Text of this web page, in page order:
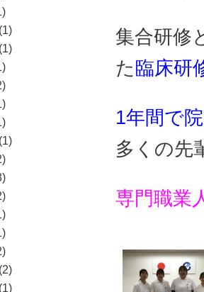
集合研
た臨床研
1年間で
多くの先
専門職業
(1)
(1)
(1)
(2)
(1)